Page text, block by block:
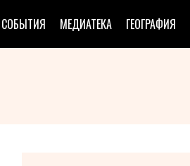
СОБЫТИЯ МЕДИАТЕКА ГЕОГРАФИЯ